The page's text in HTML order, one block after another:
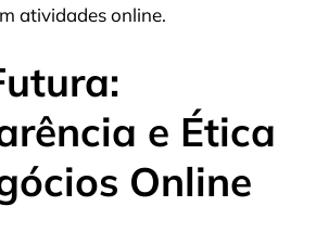
atividades online.
e Ética
Online